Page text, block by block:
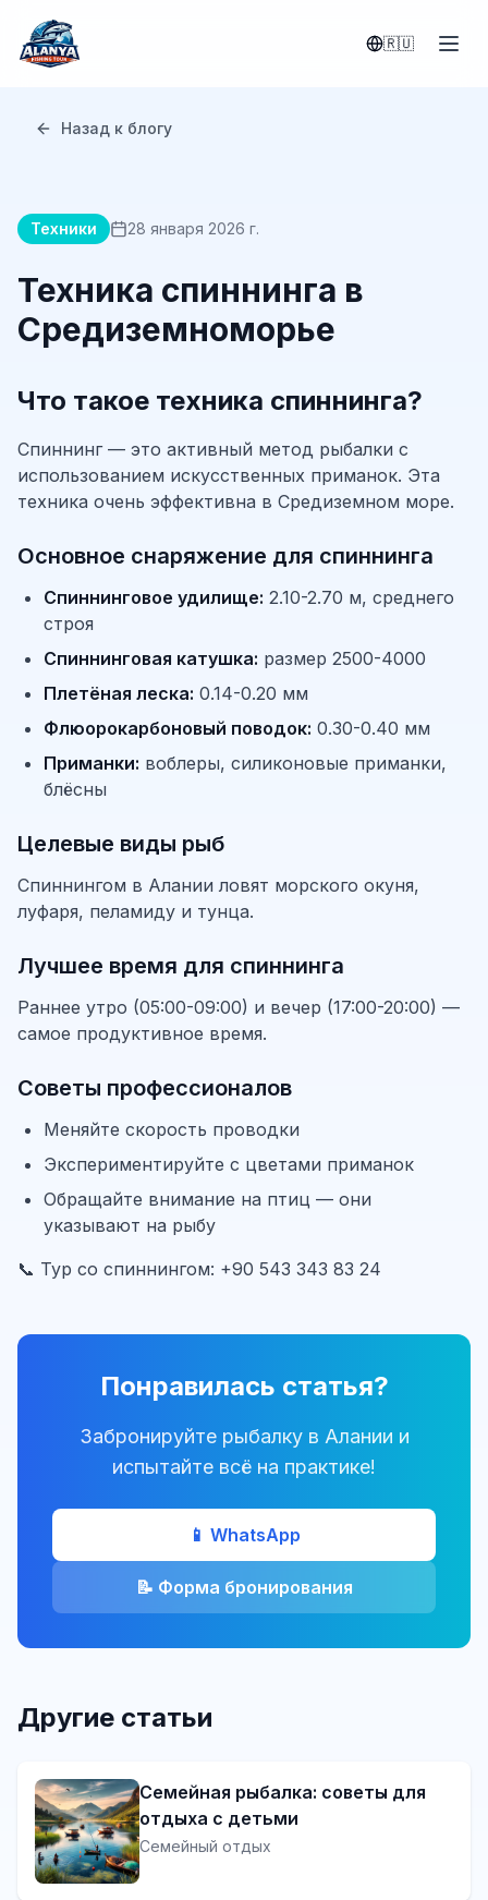
🇷🇺
Назад к блогу
Техники 28 января 2026 г.
Техника спиннинга в
Средиземноморье
Что такое техника спиннинга?
Спиннинг — это активный метод рыбалки с
использованием искусственных приманок. Эта
техника очень эффективна в Средиземном море.
Основное снаряжение для спиннинга
Спиннинговое удилище: 2.10-2.70 м, среднего
строя
Спиннинговая катушка: размер 2500-4000
Плетёная леска: 0.14-0.20 мм
Флюорокарбоновый поводок: 0.30-0.40 мм
Приманки: воблеры, силиконовые приманки,
блёсны
Целевые виды рыб
Спиннингом в Алании ловят морского окуня,
луфаря, пеламиду и тунца.
Лучшее время для спиннинга
Раннее утро (05:00-09:00) и вечер (17:00-20:00) —
самое продуктивное время.
Советы профессионалов
Меняйте скорость проводки
Экспериментируйте с цветами приманок
Обращайте внимание на птиц — они
указывают на рыбу
📞 Тур со спиннингом: +90 543 343 83 24
Понравилась статья?
Забронируйте рыбалку в Алании и
испытайте всё на практике!
📱 WhatsApp
📝 Форма бронирования
Другие статьи
Семейная рыбалка: советы для
отдыха с детьми
Семейный отдых